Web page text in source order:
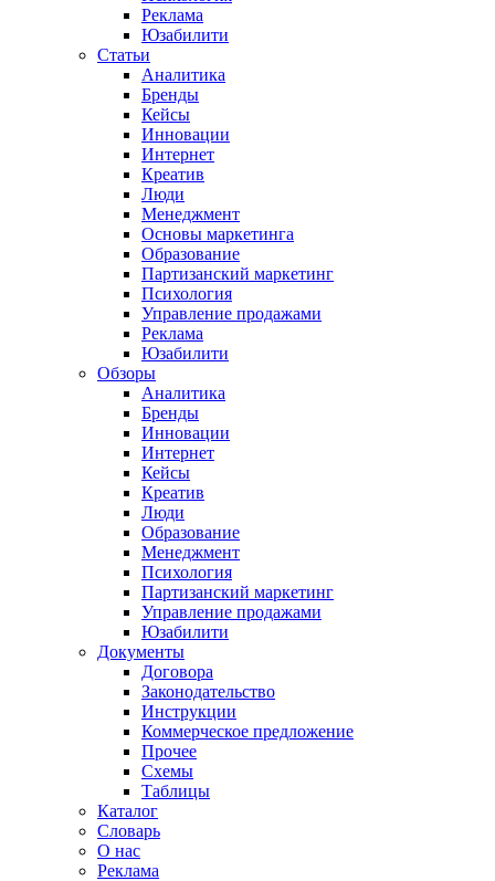
Реклама
Юзабилити
Статьи
Аналитика
Бренды
Кейсы
Инновации
Интернет
Креатив
Люди
Менеджмент
Основы маркетинга
Образование
Партизанский маркетинг
Психология
Управление продажами
Реклама
Юзабилити
Обзоры
Аналитика
Бренды
Инновации
Интернет
Кейсы
Креатив
Люди
Образование
Менеджмент
Психология
Партизанский маркетинг
Управление продажами
Юзабилити
Документы
Договора
Законодательство
Инструкции
Коммерческое предложение
Прочее
Схемы
Таблицы
Каталог
Словарь
О нас
Реклама